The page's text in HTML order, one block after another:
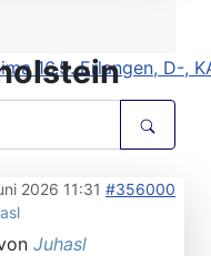
2026 11:31 #356000
Juhasl